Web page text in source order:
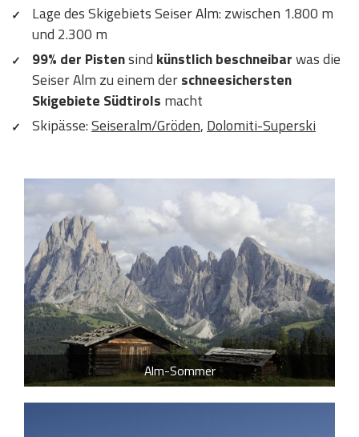
Lage des Skigebiets Seiser Alm: zwischen 1.800 m
und 2.300 m
99% der Pistensind künstlich beschneibarwas die
Seiser Alm zu einem derschneesichersten
Skigebiete Südtirols macht
Skipässe:Seiseralm/Gröden, Dolomiti-Superski
Alm-Sommer